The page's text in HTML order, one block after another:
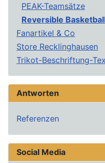
PEAK-Teamsätze
Reversible
Fanartikel & Co
Store Recklinghausen
Trikot-Beschriftung-
Antworten
Referenzen
Social Media